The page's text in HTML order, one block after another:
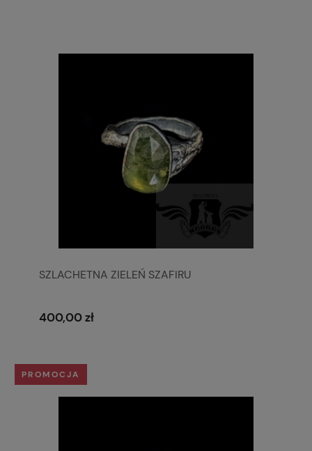
SZLACHETNA ZIELEŃ SZAFIRU
400,00 zł
PROMOCJA